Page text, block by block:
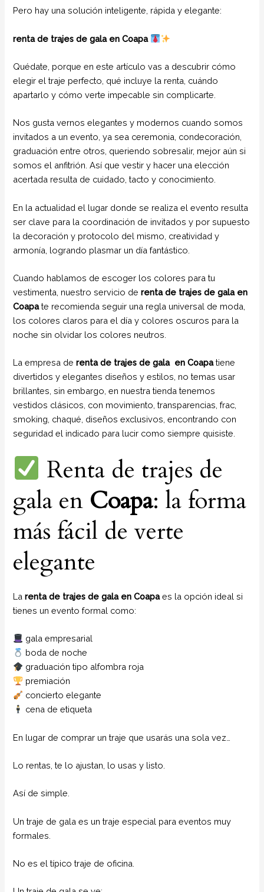
Pero hay una solución inteligente, rápida y elegante:
renta de trajes de gala en Coapa
Quédate, porque en este artículo vas a descubrir cómo
elegir el traje perfecto, qué incluye la renta, cuándo
apartarlo y cómo verte impecable sin complicarte.
Nos gusta vernos elegantes y modernos cuando somos
invitados a un evento, ya sea ceremonia, condecoración,
graduación entre otros, queriendo sobresalir, mejor aún si
somos el anfitrión. Así que vestir y hacer una elección
acertada resulta de cuidado, tacto y conocimiento.
En la actualidad el lugar donde se realiza el evento resulta
ser clave para la coordinación de invitados y por supuesto
la decoración y protocolo del mismo, creatividad y
armonía, logrando plasmar un día fantástico.
Cuando hablamos de escoger los colores para tu
vestimenta, nuestro servicio derenta de trajes de gala en
Coapate recomienda seguir una regla universal de moda,
los colores claros para el día y colores oscuros para la
noche sin olvidar los colores neutros.
La empresa derenta de trajes de gala en Coapatiene
divertidos y elegantes diseños y estilos, no temas usar
brillantes, sin embargo, en nuestra tienda tenemos
vestidos clásicos, con movimiento, transparencias, frac,
smoking, chaqué, diseños exclusivos, encontrando con
seguridad el indicado para lucir como siempre quisiste.
Renta de trajes de
gala en Coapa: la forma
más fácil de verte
elegante
Larenta de trajes de gala en Coapaes la opción ideal si
tienes un evento formal como:
gala empresarial
boda de noche
graduación tipo alfombra roja
premiación
concierto elegante
cena de etiqueta
En lugar de comprar un traje que usarás una sola vez…
Lo rentas, te lo ajustan, lo usas y listo.
Así de simple.
Un traje de gala es un traje especial para eventos muy
formales.
No es el típico traje de oficina.